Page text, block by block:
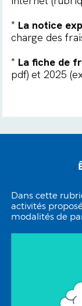
* La notice
charge des
* La fiche de
pdf) et 2025
Dans cette
activités
modalités de